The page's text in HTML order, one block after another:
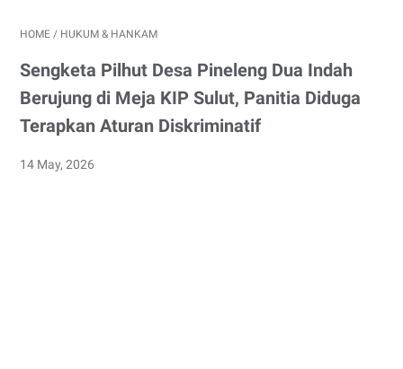
HOME / HUKUM & HANKAM
Sengketa Pilhut Desa Pineleng Dua Indah
Berujung di Meja KIP Sulut, Panitia Diduga
Terapkan Aturan Diskriminatif
14 May, 2026